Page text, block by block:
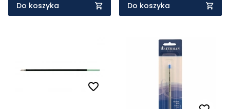
Do koszyka Do koszyka